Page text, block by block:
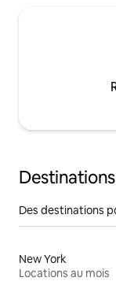
Des destinations
New York
Locations au mois